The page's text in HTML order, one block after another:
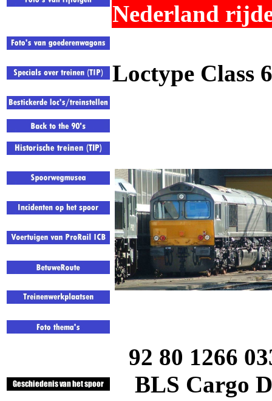
Nederland
Loctype Class
92 80 1266
BLS Cargo